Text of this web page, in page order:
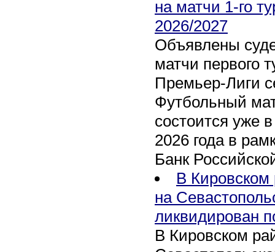
на матчи 1-го
2026/2027
Объявлены
матчи первого
Премьер-Лиги
Футбольный
состоится уже
2026 года в
Банк
В Кировском
на
ликвидирован
В Кировском